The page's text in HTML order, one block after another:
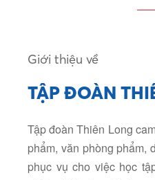
Giới thiệu về
TẬP ĐOÀN
Tập đoàn Thiên Long
phẩm, văn phòng phẩm,
phục vụ cho việc học